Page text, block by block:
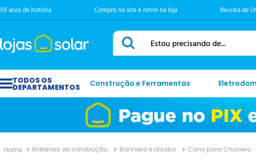
59 anos de história Compre no site e retire na loja Revista de
Estou precisando de...
Construção e Ferramentas
Materiais de construção Banheiro e lavabo Cano para Chuveiro